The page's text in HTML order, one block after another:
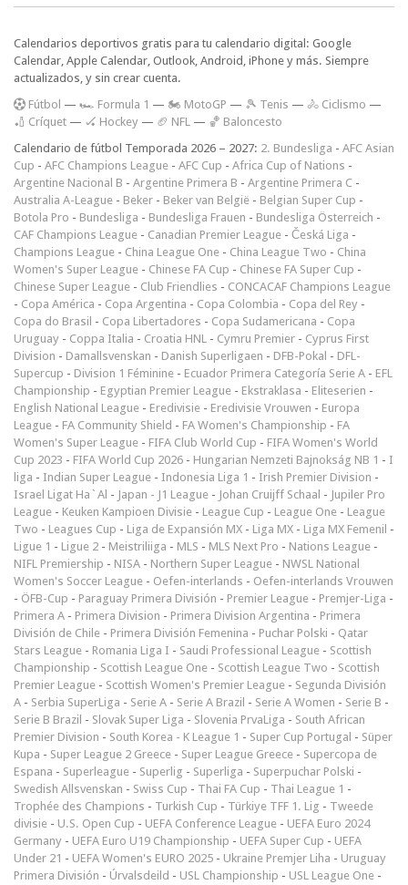
Calendarios deportivos gratis para tu calendario digital: Google
Calendar, Apple Calendar, Outlook, Android, iPhone y más. Siempre
actualizados, y sin crear cuenta.
Fútbol — 🏎️ Formula 1 — 🏍 MotoGP — 🎾 Tenis — 🚴 Ciclismo —
🏏 Críquet — 🏑 Hockey — 🏈 NFL — 🏀 Baloncesto
Calendario de fútbol Temporada 2026 – 2027: 2. Bundesliga - AFC Asian
Cup - AFC Champions League - AFC Cup - Africa Cup of Nations -
Argentine Nacional B - Argentine Primera B - Argentine Primera C -
Australia A-League - Beker - Beker van België - Belgian Super Cup -
Botola Pro - Bundesliga - Bundesliga Frauen - Bundesliga Österreich -
CAF Champions League - Canadian Premier League - Česká Liga -
Champions League - China League One - China League Two - China
Women's Super League - Chinese FA Cup - Chinese FA Super Cup -
Chinese Super League - Club Friendlies - CONCACAF Champions League
- Copa América - Copa Argentina - Copa Colombia - Copa del Rey -
Copa do Brasil - Copa Libertadores - Copa Sudamericana - Copa
Uruguay - Coppa Italia - Croatia HNL - Cymru Premier - Cyprus First
Division - Damallsvenskan - Danish Superligaen - DFB-Pokal - DFL-
Supercup - Division 1 Féminine - Ecuador Primera Categoría Serie A - EFL
Championship - Egyptian Premier League - Ekstraklasa - Eliteserien -
English National League - Eredivisie - Eredivisie Vrouwen - Europa
League - FA Community Shield - FA Women's Championship - FA
Women's Super League - FIFA Club World Cup - FIFA Women's World
Cup 2023 - FIFA World Cup 2026 - Hungarian Nemzeti Bajnokság NB 1 - I
liga - Indian Super League - Indonesia Liga 1 - Irish Premier Division -
Israel Ligat Ha`Al - Japan - J1 League - Johan Cruijff Schaal - Jupiler Pro
League - Keuken Kampioen Divisie - League Cup - League One - League
Two - Leagues Cup - Liga de Expansión MX - Liga MX - Liga MX Femenil -
Ligue 1 - Ligue 2 - Meistriliiga - MLS - MLS Next Pro - Nations League -
NIFL Premiership - NISA - Northern Super League - NWSL National
Women's Soccer League - Oefen-interlands - Oefen-interlands Vrouwen
- ÖFB-Cup - Paraguay Primera División - Premier League - Premjer-Liga -
Primera A - Primera Division - Primera Division Argentina - Primera
División de Chile - Primera División Femenina - Puchar Polski - Qatar
Stars League - Romania Liga I - Saudi Professional League - Scottish
Championship - Scottish League One - Scottish League Two - Scottish
Premier League - Scottish Women's Premier League - Segunda División
A - Serbia SuperLiga - Serie A - Serie A Brazil - Serie A Women - Serie B -
Serie B Brazil - Slovak Super Liga - Slovenia PrvaLiga - South African
Premier Division - South Korea - K League 1 - Super Cup Portugal - Süper
Kupa - Super League 2 Greece - Super League Greece - Supercopa de
Espana - Superleague - Superlig - Superliga - Superpuchar Polski -
Swedish Allsvenskan - Swiss Cup - Thai FA Cup - Thai League 1 -
Trophée des Champions - Turkish Cup - Türkiye TFF 1. Lig - Tweede
divisie - U.S. Open Cup - UEFA Conference League - UEFA Euro 2024
Germany - UEFA Euro U19 Championship - UEFA Super Cup - UEFA
Under 21 - UEFA Women's EURO 2025 - Ukraine Premjer Liha - Uruguay
Primera División - Úrvalsdeild - USL Championship - USL League One -